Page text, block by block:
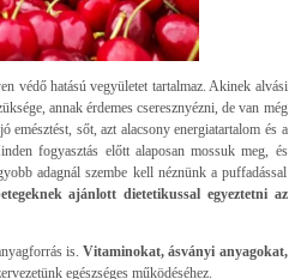
védő hatású vegyületet tartalmaz. Akinek alvási
annak érdemes cseresznyézni, de van még
emésztést, sőt, azt alacsony energiatartalom és a
fogyasztás előtt alaposan mossuk meg, és
adagnál szembe kell néznünk a puffadással
ajánlott dietetikussal egyeztetni az
is.Vitaminokat, ásványi anyagokat,
egészséges működéséhez.